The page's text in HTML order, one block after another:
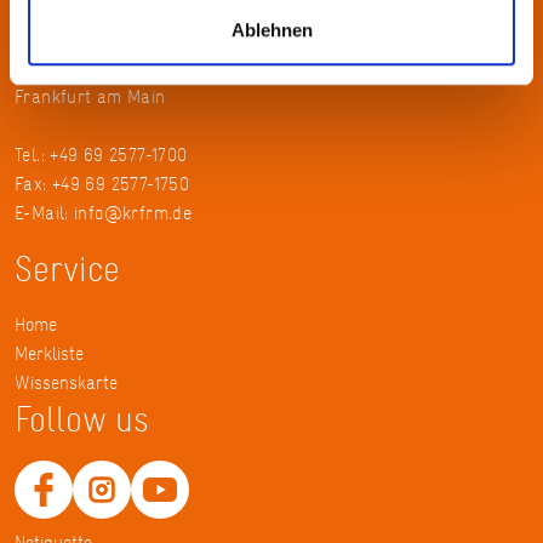
Ablehnen
Kontakt
KulturRegion FrankfurtRheinMain gGmbH Poststraße 16 60329
Frankfurt am Main
Tel.: +49 69 2577-1700
Fax: +49 69 2577-1750
E-Mail: info@krfrm.de
Service
Home
Merkliste
Wissenskarte
Follow us